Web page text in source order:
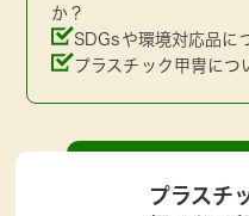
か？
SDGsや環境対応品に
プラスチック甲冑につ
プラスチ